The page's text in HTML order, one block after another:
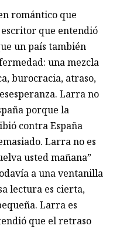
romántico que
escritor que entendió
un país también
una mezcla
burocracia, atraso,
Larra no
porque la
contra España
Larra no es
usted mañana”
a una ventanilla
lectura es cierta,
Larra es
que el retraso